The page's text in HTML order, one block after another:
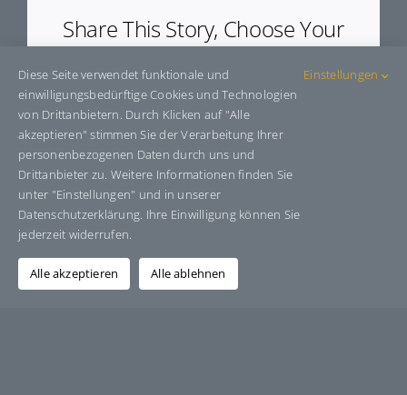
Share This Story, Choose Your
Platform!
Facebook BlueskyReddit LinkedInWhatsAppTelegram
E-
Mail
Über den Autor:Grafik-Design-Jutta-Sucker
Diese Seite verwendet funktionale und
einwilligungsbedürftige Cookies und Technologien
von Drittanbietern. Durch Klicken auf "Alle
akzeptieren" stimmen Sie der Verarbeitung Ihrer
personenbezogenen Daten durch uns und
Drittanbieter zu. Weitere Informationen finden Sie
unter "Einstellungen" und in unserer
Datenschutzerklärung. Ihre Einwilligung können Sie
jederzeit widerrufen.
Einstellungen
Alle akzeptieren Alle ablehnen